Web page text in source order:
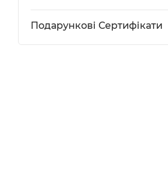
Подарункові Сертифікати